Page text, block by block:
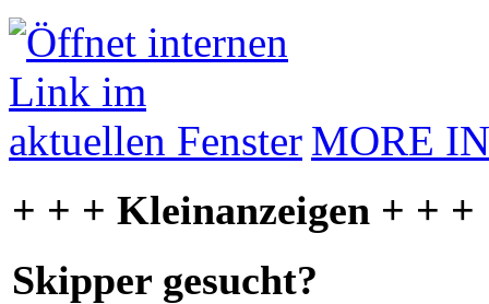
MORE
+ + + Kleinanzeigen + + +
Skipper gesucht?